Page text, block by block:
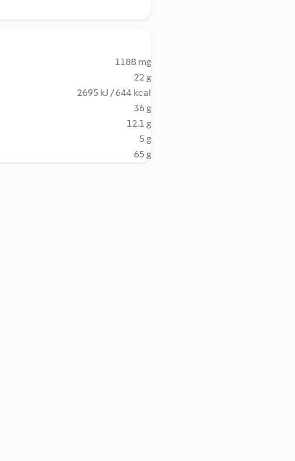
1188 mg
22 g
2695 kJ / 644 kcal
36 g
12.1 g
5 g
65 g